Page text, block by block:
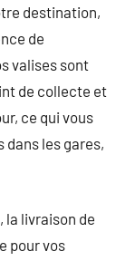
destination,
de
valises sont
de collecte et
ce qui vous
dans les gares,
la livraison de
pour vos